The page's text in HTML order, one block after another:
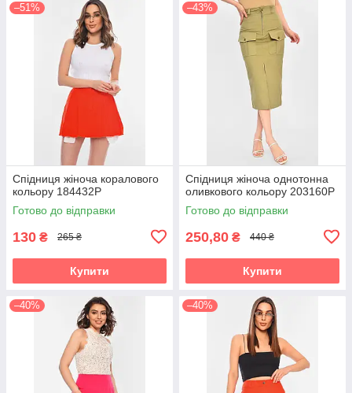
–51%
Спідниця жіноча коралового
кольору 184432P
Готово до відправки
130 ₴ 265 ₴
Купити
–43%
Спідниця жіноча однотонна
оливкового кольору 203160P
Готово до відправки
250,80 ₴ 440 ₴
Купити
–40% –40%